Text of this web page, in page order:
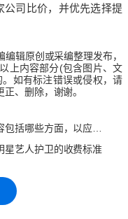
司比价，并优先选择提
编辑原创或采编整理发布，
上内容部分(包含图片、文
如有标注错误或侵权，请
、删除，谢谢。
环宇兄弟保镖队伍的专业培训内容包括哪些方面，以应对各种安全威胁和紧急情况？
星艺人护卫的收费标准